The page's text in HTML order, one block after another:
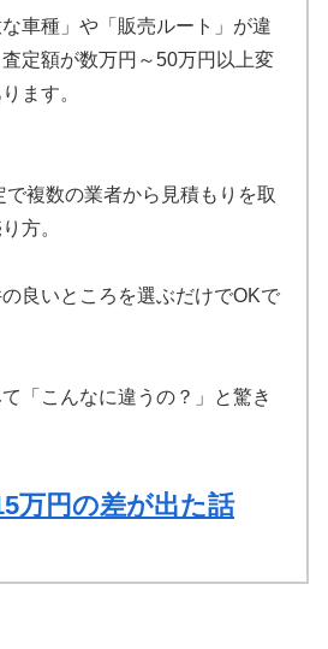
車種」や「販売ルート」が違
定額が数万円～50万円以上変
ます。
複数の業者から見積もりを取
方。
良いところを選ぶだけでOKで
「こんなに違うの？」と驚き
万円の差が出た話